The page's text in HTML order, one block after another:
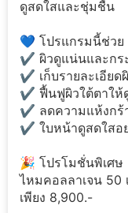
ดูสดใสและชุ่มชื้น
💙 โปรแกรมนี้ช่วย
✔️ ผิวดูแน่นและกร
✔️ เก็บรายละเอียด
✔️ ฟื้นฟูผิวใต้ตาให้
✔️ ลดความแห้งกร้
✔️ ใบหน้าดูสดใสอ
🎉 โปรโมชั่นพิเศษ
ไหมคอลลาเจน 50
เพียง 8,900.-